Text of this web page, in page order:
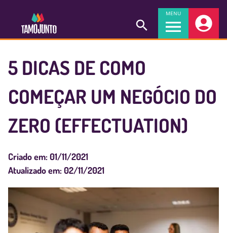
MENU
5 DICAS DE COMO
COMEÇAR UM NEGÓCIO DO
ZERO (EFFECTUATION)
Criado em:01/11/2021
Atualizado em:02/11/2021